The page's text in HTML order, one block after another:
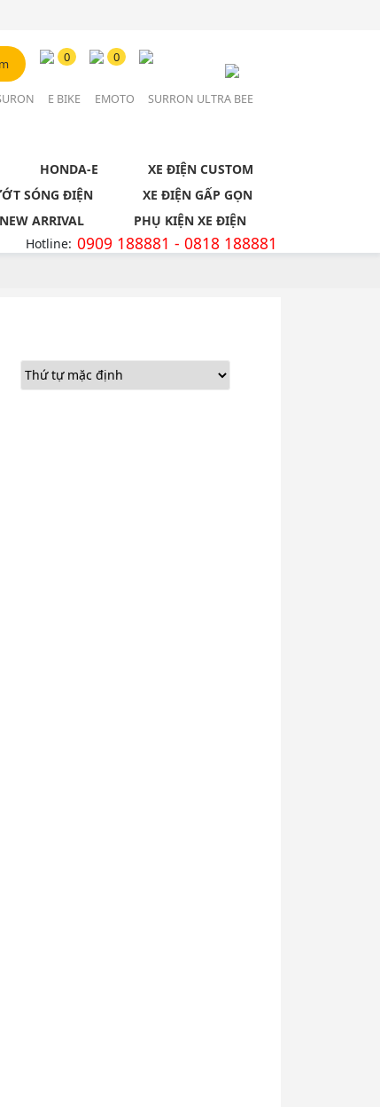
0 0
E BIKE EMOTO
SURRON ULTRA BEE
HONDA-E
XE ĐIỆN CUSTOM
SÓNG ĐIỆN
XE ĐIỆN GẤP GỌN
NEW ARRIVAL
PHỤ KIỆN XE ĐIỆN
Hotline: 0909 188881 - 0818 188881